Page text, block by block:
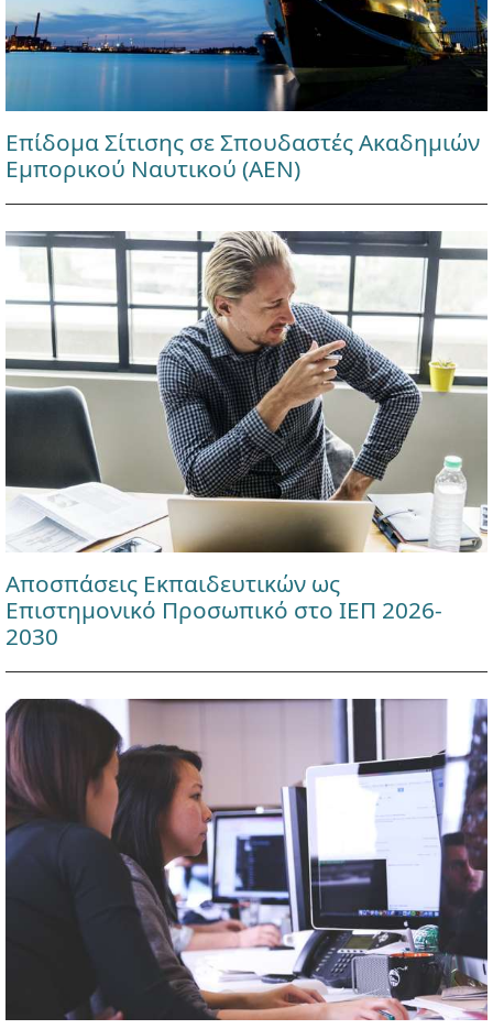
Επίδομα Σίτισης σε Σπουδαστές Ακαδημιών
Εμπορικού Ναυτικού (ΑΕΝ)
Αποσπάσεις Εκπαιδευτικών ως
Επιστημονικό Προσωπικό στο ΙΕΠ 2026-
2030